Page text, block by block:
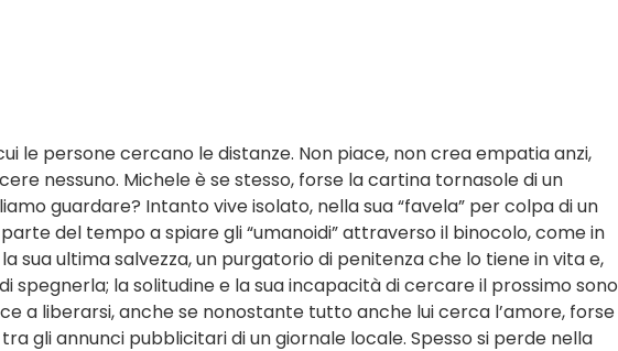
le persone cercano le distanze. Non piace, non crea empatia anzi,
nessuno. Michele è se stesso, forse la cartina tornasole di un
guardare? Intanto vive isolato, nella sua “favela” per colpa di un
del tempo a spiare gli “umanoidi” attraverso il binocolo, come in
sua ultima salvezza, un purgatorio di penitenza che lo tiene in vita e,
la solitudine e la sua incapacità di cercare il prossimo sono
a liberarsi, anche se nonostante tutto anche lui cerca l’amore, forse
gli annunci pubblicitari di un giornale locale. Spesso si perde nella